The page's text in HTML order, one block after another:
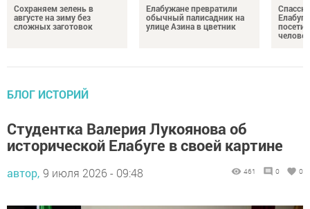
Сохраняем зелень в
августе на зиму без
сложных заготовок
Елабужане превратили
обычный палисадник на
улице Азина в цветник
человек
БЛОГ ИСТОРИЙ
Студентка Валерия Лукоянова об
исторической Елабуге в своей картине
автор, 9 июля 2026 - 09:48 461 0 0